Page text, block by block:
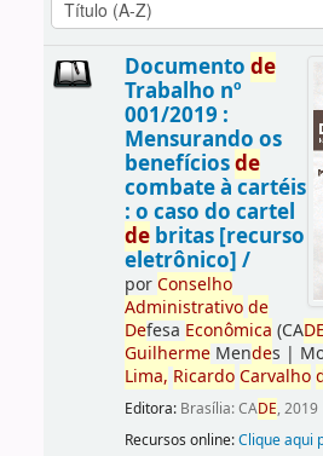
Documento de
Trabalho nº
001/2019 :
Mensurando os
benefíciosde
combate à cartéis
: o caso do cartel
debritas [recurso
eletrônico] /
porConselho
Administrativo de
Defesa Econômica (CADE
GuilhermeMendes |
Lima, Ricardo Carvalho
Editora: Brasília: CADE, 2019
Recursos online:Clique aqui